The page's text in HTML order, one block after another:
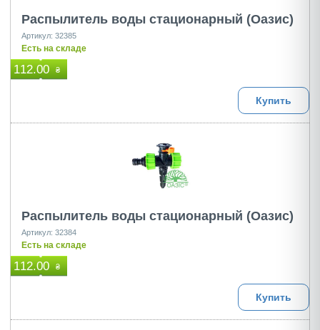
Распылитель воды стационарный (Оазис)
Артикул: 32385
Есть на складе
112.00 ₴
Купить
Распылитель воды стационарный (Оазис)
Артикул: 32384
Есть на складе
112.00 ₴
Купить